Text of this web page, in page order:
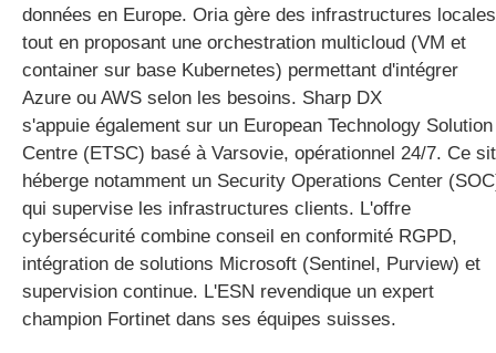
données en Europe. Oria gère des infrastructures locales
tout en proposant une orchestration multicloud (VM et
container sur base Kubernetes) permettant d'intégrer
Azure ou AWS selon les besoins. Sharp DX
s'appuie également sur un European Technology Solution
Centre (ETSC) basé à Varsovie, opérationnel 24/7. Ce
héberge notamment un Security Operations Center
qui supervise les infrastructures clients. L'offre
cybersécurité combine conseil en conformité RGPD,
intégration de solutions Microsoft (Sentinel, Purview) et
supervision continue. L'ESN revendique un expert
champion Fortinet dans ses équipes suisses.